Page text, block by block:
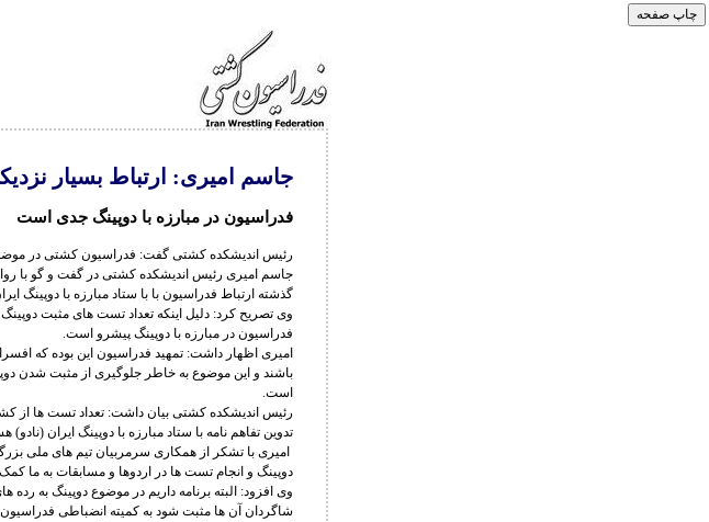
جاسم امیری: ارتباط بسیار
فدراسیون در مبارزه با دوپینگ جدی است
رئیس اندیشکده کشتی گفت: فدراسیون کشتی در
جاسم امیری رئیس اندیشکده کشتی در گفت و گو با
گذشته ارتباط فدراسیون با با ستاد مبارزه با دوپینگ
وی تصریح کرد: دلیل اینکه تعداد تست های مثبت
فدراسیون در مبارزه با دوپینگ پیشرو است.
امیری اظهار داشت: تمهید فدراسیون این بوده که
باشند و این موضوع به خاطر جلوگیری از مثبت شدن
است.
رئیس اندیشکده کشتی بیان داشت: تعداد تست ها از
تدوین تفاهم نامه با ستاد مبارزه با دوپینگ ایران (نادو)
امیری با تشکر از همکاری سرمربیان تیم های ملی
دوپینگ و انجام تست ها در اردوها و مسابقات به ما
وی افزود: البته برنامه داریم در موضوع دوپینگ به
شاگردان آن ها مثبت شود به کمیته انضباطی